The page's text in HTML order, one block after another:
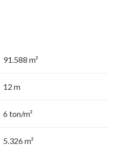
91.588 m²
12 m
6 ton/m²
5.326 m²